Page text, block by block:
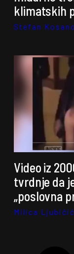
klimatskih
Stefan
Video iz
tvrdnje da
„poslovna
Milica Ljubičić